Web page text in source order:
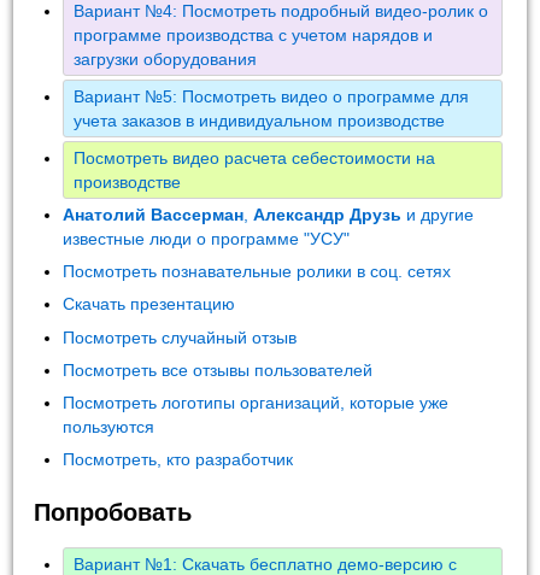
Вариант №4: Посмотреть подробный видео-ролик о
программе производства с учетом нарядов и
загрузки оборудования
Вариант №5: Посмотреть видео о программе для
учета заказов в индивидуальном производстве
Посмотреть видео расчета себестоимости на
производстве
Анатолий Вассерман ,Александр Друзь и другие
известные люди о программе "УСУ"
Посмотреть познавательные ролики в соц. сетях
Скачать презентацию
Посмотреть случайный отзыв
Посмотреть все отзывы пользователей
Посмотреть логотипы организаций, которые уже
пользуются
Посмотреть, кто разработчик
Попробовать
Вариант №1: Скачать бесплатно демо-версию с